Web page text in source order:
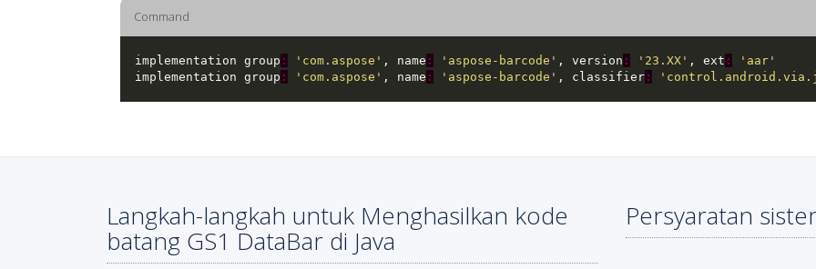
Command
  implementation group
: 'com.aspose' , name : 'aspose-barcode' , version : '23.XX' , ext :
'aar'
  implementation group
: 'com.aspose' , name : 'aspose-barcode' , classifier :
Langkah-langkah untuk Menghasilkan kode
batang GS1 DataBar di Java
Persyaratan